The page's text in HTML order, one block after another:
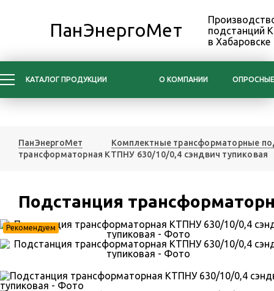
ПанЭнергоМет
подстанций
в Хабаровске
КАТАЛОГ ПРОДУКЦИИ О КОМПАНИИ
ПанЭнергоМет
Комплектные трансформаторные
трансформаторная КТПНУ 630/10/0,4 сэндвич тупиковая
Подстанция
Рекомендуем